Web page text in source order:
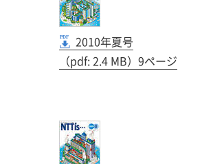
2010年夏号
（pdf: 2.4 MB）9ページ